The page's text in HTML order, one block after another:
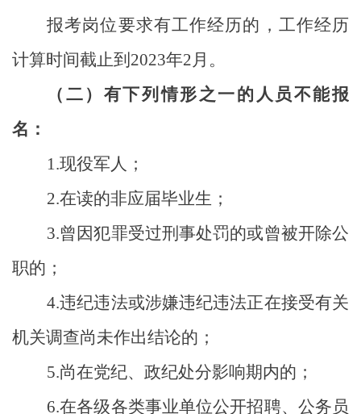
报考岗位要求有工作经历的，工作经历
计算时间截止到 2023年2 月。
（二）有下列情形之一的人员不能报
名：
1.现役军人；
2.在读的非应届毕业生；
3.曾因犯罪受过刑事处罚的或曾被开除公
职的；
4.违纪违法或涉嫌违纪违法正在接受有关
机关调查尚未作出结论的；
5.尚在党纪、政纪处分影响期内的；
6.在各级各类事业单位公开招聘、公务员